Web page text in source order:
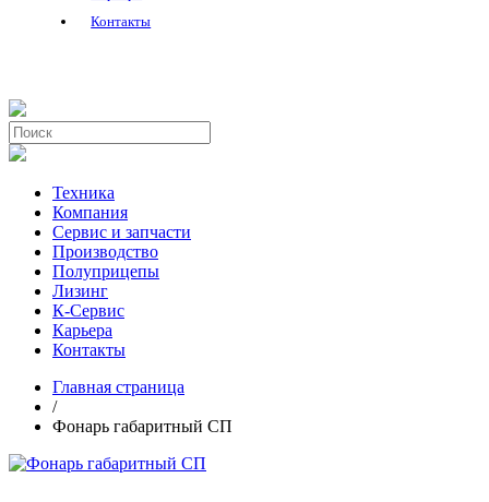
Контакты
Техника
Компания
Сервис и запчасти
Производство
Полуприцепы
Лизинг
К-Сервис
Карьера
Контакты
Главная страница
/
Фонарь габаритный СП